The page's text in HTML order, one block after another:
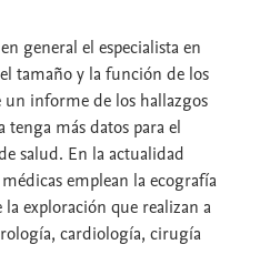
general el especialista en
tamaño y la función de los
un informe de los hallazgos
más datos para el
salud. En la actualidad
emplean la ecografía
exploración que realizan a
cardiología, cirugía